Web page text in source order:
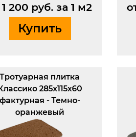
1 200 руб. за 1 м2
Купить
Тротуарная плитка
285х115х60
- Темно-
оранжевый